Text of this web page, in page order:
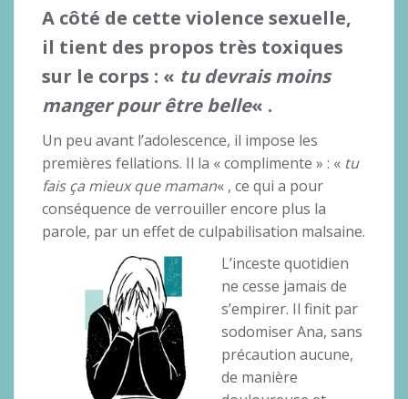
A côté de cette violence sexuelle,
il tient des propos très toxiques
sur le corps : « tu devrais moins
manger pour être belle« .
Un peu avant l’adolescence, il impose les
premières fellations. Il la « complimente » : « tu
fais ça mieux que maman« , ce qui a pour
conséquence de verrouiller encore plus la
parole, par un effet de culpabilisation malsaine.
L’inceste quotidien
ne cesse jamais de
s’empirer. Il finit par
sodomiser Ana, sans
précaution aucune,
de manière